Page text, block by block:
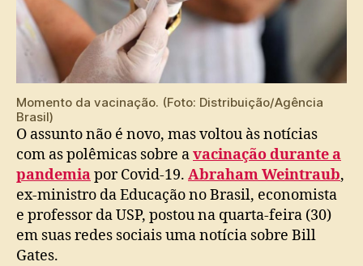
Momento da vacinação. (Foto: Distribuição/Agência
Brasil)
O assunto não é novo, mas voltou às notícias
com as polêmicas sobre avacinação durante a
pandemiapor Covid-19. Abraham Weintraub,
ex-ministro da Educação no Brasil, economista
e professor da USP, postou na quarta-feira (30)
em suas redes sociais uma notícia sobre Bill
Gates.